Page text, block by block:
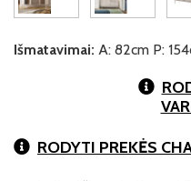
Išmatavimai: A: 82cm P:
RODYTI PREKĖS